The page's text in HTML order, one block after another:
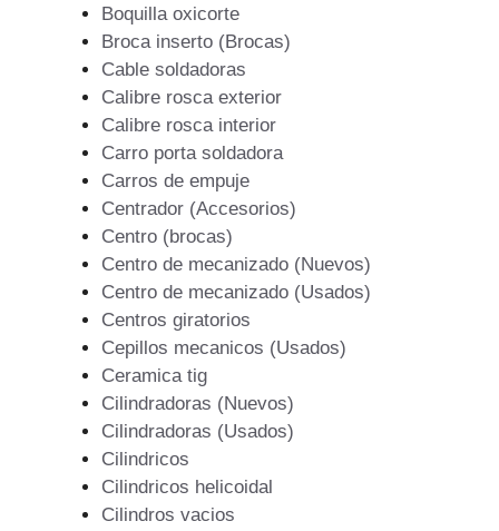
Boquilla oxicorte
Broca inserto (Brocas)
Cable soldadoras
Calibre rosca exterior
Calibre rosca interior
Carro porta soldadora
Carros de empuje
Centrador (Accesorios)
Centro (brocas)
Centro de mecanizado (Nuevos)
Centro de mecanizado (Usados)
Centros giratorios
Cepillos mecanicos (Usados)
Ceramica tig
Cilindradoras (Nuevos)
Cilindradoras (Usados)
Cilindricos
Cilindricos helicoidal
Cilindros vacios